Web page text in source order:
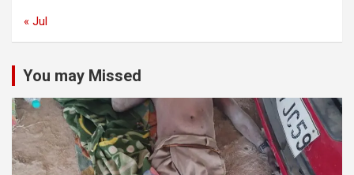
« Jul
You may Missed